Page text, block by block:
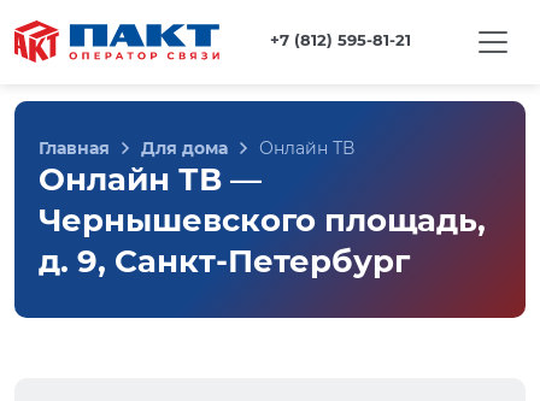
+7 (812) 595-81-21
Главная Для дома Онлайн ТВ
Онлайн ТВ —
Чернышевского площадь,
д. 9, Санкт-Петербург